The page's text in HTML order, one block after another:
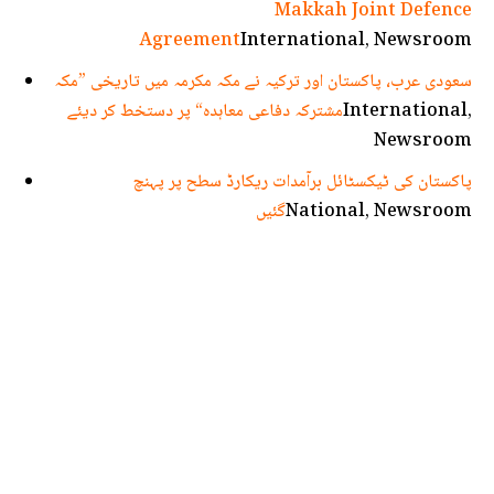
Makkah Joint Defence
AgreementInternational, Newsroom
سعودی عرب، پاکستان اور ترکیہ نے مکہ مکرمہ میں تاریخی ”مکہ
مشترکہ دفاعی معاہدہ“ پر دستخط کر دیئےInternational,
Newsroom
پاکستان کی ٹیکسٹائل برآمدات ریکارڈ سطح پر پہنچ
گئیںNational, Newsroom